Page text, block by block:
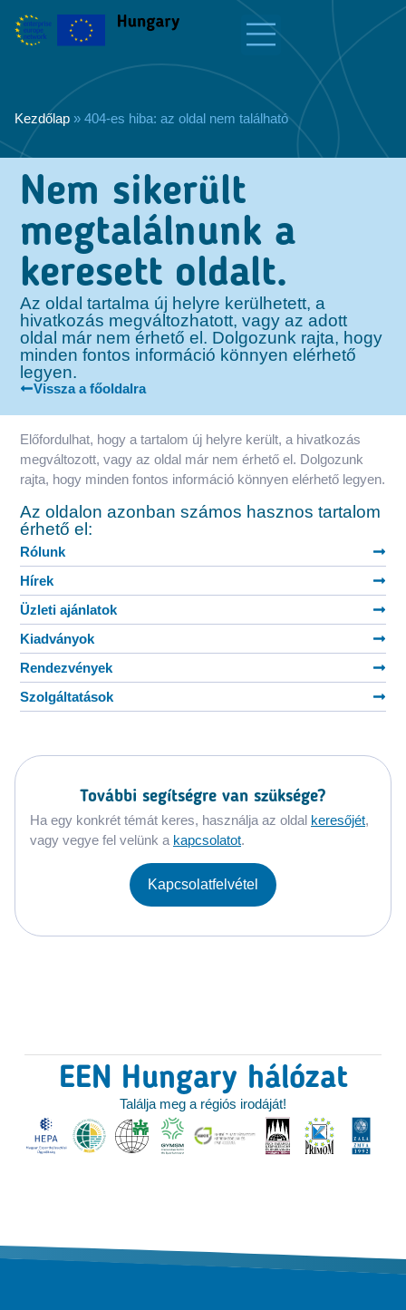
Kezdőlap » 404-es hiba: az oldal nem található
Nem sikerült
megtalálnunk a
keresett oldalt.
Az oldal tartalma új helyre kerülhetett, a
hivatkozás megváltozhatott, vagy az adott
oldal már nem érhető el. Dolgozunk rajta, hogy
minden fontos információ könnyen elérhető
legyen.
Vissza a főoldalra
Előfordulhat, hogy a tartalom új helyre került, a hivatkozás
megváltozott, vagy az oldal már nem érhető el. Dolgozunk
rajta, hogy minden fontos információ könnyen elérhető legyen.
Az oldalon azonban számos hasznos tartalom
érhető el:
Rólunk
Hírek
Üzleti ajánlatok
Kiadványok
Rendezvények
Szolgáltatások
További segítségre van szüksége?
Ha egy konkrét témát keres, használja az oldal keresőjét,
vagy vegye fel velünk a kapcsolatot.
Kapcsolatfelvétel
EEN Hungary hálózat
Találja meg a régiós irodáját!